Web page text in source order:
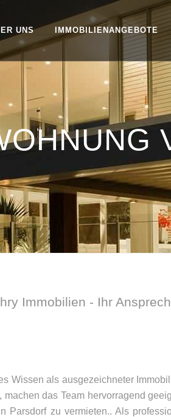
UNS IMMOBILIENANGEBOTE
Immobilien - Ihr
Wissen als ausgezeichneter
das Team hervorragend
Parsdorf zu vermieten.. Als